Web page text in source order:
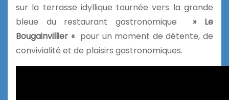
sur la terrasse idyllique tournée vers la grande
bleue du restaurant gastronomique » Le
Bougainvillier « pour un moment de détente, de
convivialité et de plaisirs gastronomiques.